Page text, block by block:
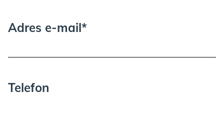
KASZMIR:
Adres e-mail*
Telefon